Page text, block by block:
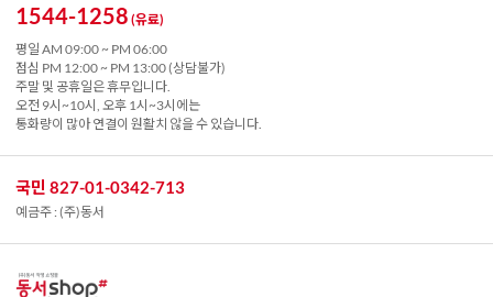
1544-1258 (유료)
평일 AM 09:00 ~ PM 06:00
점심 PM 12:00 ~ PM 13:00 (상담불가)
주말 및 공휴일은 휴무입니다.
오전 9시~10시, 오후 1시~3시에는
통화량이 많아 연결이 원활치 않을 수 있습니다.
국민 827-01-0342-713
예금주 : (주)동서